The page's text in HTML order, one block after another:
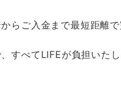
らご入金まで最短距離で
すべてLIFEが負担いたし